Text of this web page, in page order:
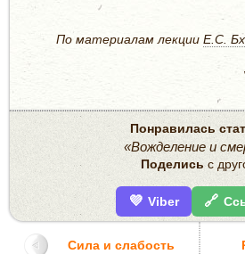
По материалам лекции Е.С.
Понравилась
«Вожделение и
Поделись с
💜 Viber 🔗
Сила и слабость